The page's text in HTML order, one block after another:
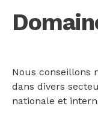
Nous conseillons
dans divers
nationale et